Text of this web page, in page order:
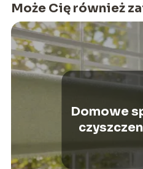
Może Cię również
Domowe